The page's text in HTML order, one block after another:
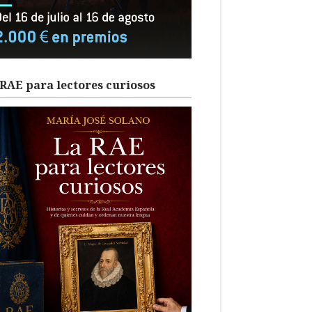
para lectores curiosos